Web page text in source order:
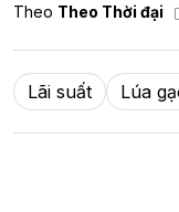
Theo Theo Thời đại
Lãi suất Lúa